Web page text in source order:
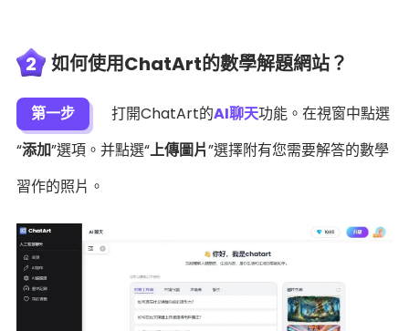
2 如何使用ChatArt的數學解題網站？
第一步 打開ChatArt的AI聊天功能。在視窗中點選
“添加”選項。并點選“上傳圖片”選擇附有您需要解答的數學
習作的照片。